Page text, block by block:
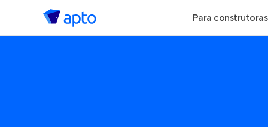
Para construtoras